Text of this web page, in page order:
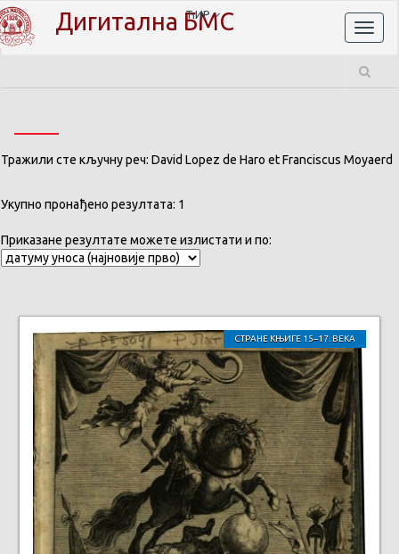
Дигитална БМС
ЋИР
Тражили сте кључну реч: David Lopez de Haro et Franciscus Moyaerd
Укупно пронађено резултата: 1
Приказане резултате можете излистати и по:
СТРАНЕ КЊИГЕ 15–17. ВЕКА